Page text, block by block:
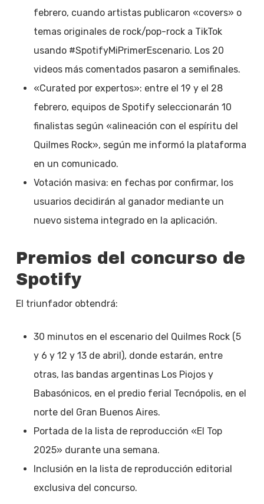
febrero, cuando artistas publicaron «covers» o
temas originales de rock/pop-rock a TikTok
usando #SpotifyMiPrimerEscenario. Los 20
videos más comentados pasaron a semifinales.
«Curated por expertos»: entre el 19 y el 28
febrero, equipos de Spotify seleccionarán 10
finalistas según «alineación con el espíritu del
Quilmes Rock», según me informó la plataforma
en un comunicado.
Votación masiva: en fechas por confirmar, los
usuarios decidirán al ganador mediante un
nuevo sistema integrado en la aplicación.
Premios del concurso de
Spotify
El triunfador obtendrá:
30 minutos en el escenario del Quilmes Rock (5
y 6 y 12 y 13 de abril), donde estarán, entre
otras, las bandas argentinas Los Piojos y
Babasónicos, en el predio ferial Tecnópolis, en el
norte del Gran Buenos Aires.
Portada de la lista de reproducción «El Top
2025» durante una semana.
Inclusión en la lista de reproducción editorial
exclusiva del concurso.